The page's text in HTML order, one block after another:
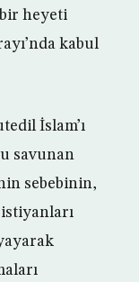
heyeti
kabul
İslam’ı
savunan
sebebinin,